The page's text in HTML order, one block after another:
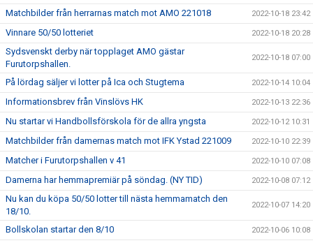
Matchbilder från herrarnas match mot AMO 221018 2022-10-18 23:42
Vinnare 50/50 lotteriet 2022-10-18 20:28
Sydsvenskt derby när topplaget AMO gästar
Furutorpshallen.
2022-10-18 07:00
På lördag säljer vi lotter på Ica och Stugtema 2022-10-14 10:04
Informationsbrev från Vinslövs HK 2022-10-13 22:36
Nu startar vi Handbollsförskola för de allra yngsta 2022-10-12 10:31
Matchbilder från damernas match mot IFK Ystad 221009 2022-10-10 22:39
Matcher i Furutorpshallen v 41 2022-10-10 07:08
Damerna har hemmapremiär på söndag. (NY TID) 2022-10-08 07:12
Nu kan du köpa 50/50 lotter till nästa hemmamatch den
18/10.
2022-10-07 14:20
Bollskolan startar den 8/10 2022-10-06 10:08